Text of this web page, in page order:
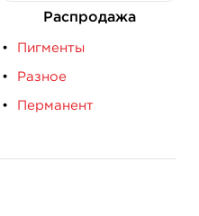
Распродажа
Пигменты
Разное
Перманент